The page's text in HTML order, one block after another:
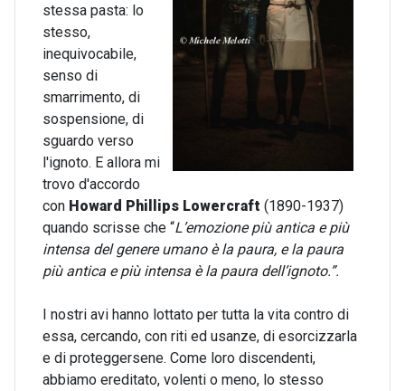
stessa pasta: lo
stesso,
inequivocabile,
senso di
smarrimento, di
sospensione, di
sguardo verso
l'ignoto. E allora mi
trovo d'accordo
con Howard Phillips Lowercraft (1890-1937)
quando scrisse che “L’emozione più antica e più
intensa del genere umano è la paura, e la paura
più antica e più intensa è la paura dell’ignoto.”.
I nostri avi hanno lottato per tutta la vita contro di
essa, cercando, con riti ed usanze, di esorcizzarla
e di proteggersene. Come loro discendenti,
abbiamo ereditato, volenti o meno, lo stesso